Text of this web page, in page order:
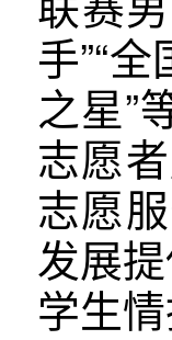
手”“
之星”
志愿
志愿
发展
学生